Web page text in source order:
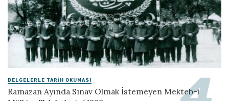
BELGELERLE TARIH OKUMASI
Ramazan Ayında Sınav Olmak İstemeyen Mekteb-i